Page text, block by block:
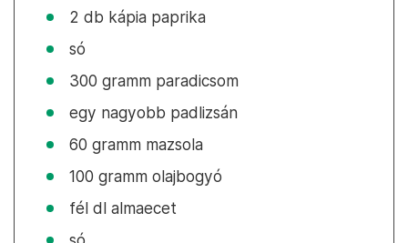
2 db kápia paprika
só
300 gramm paradicsom
egy nagyobb padlizsán
60 gramm mazsola
100 gramm olajbogyó
fél dl almaecet